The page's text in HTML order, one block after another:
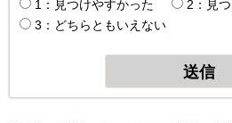
1：見つけやすかった
2：見
3：どちらともいえない